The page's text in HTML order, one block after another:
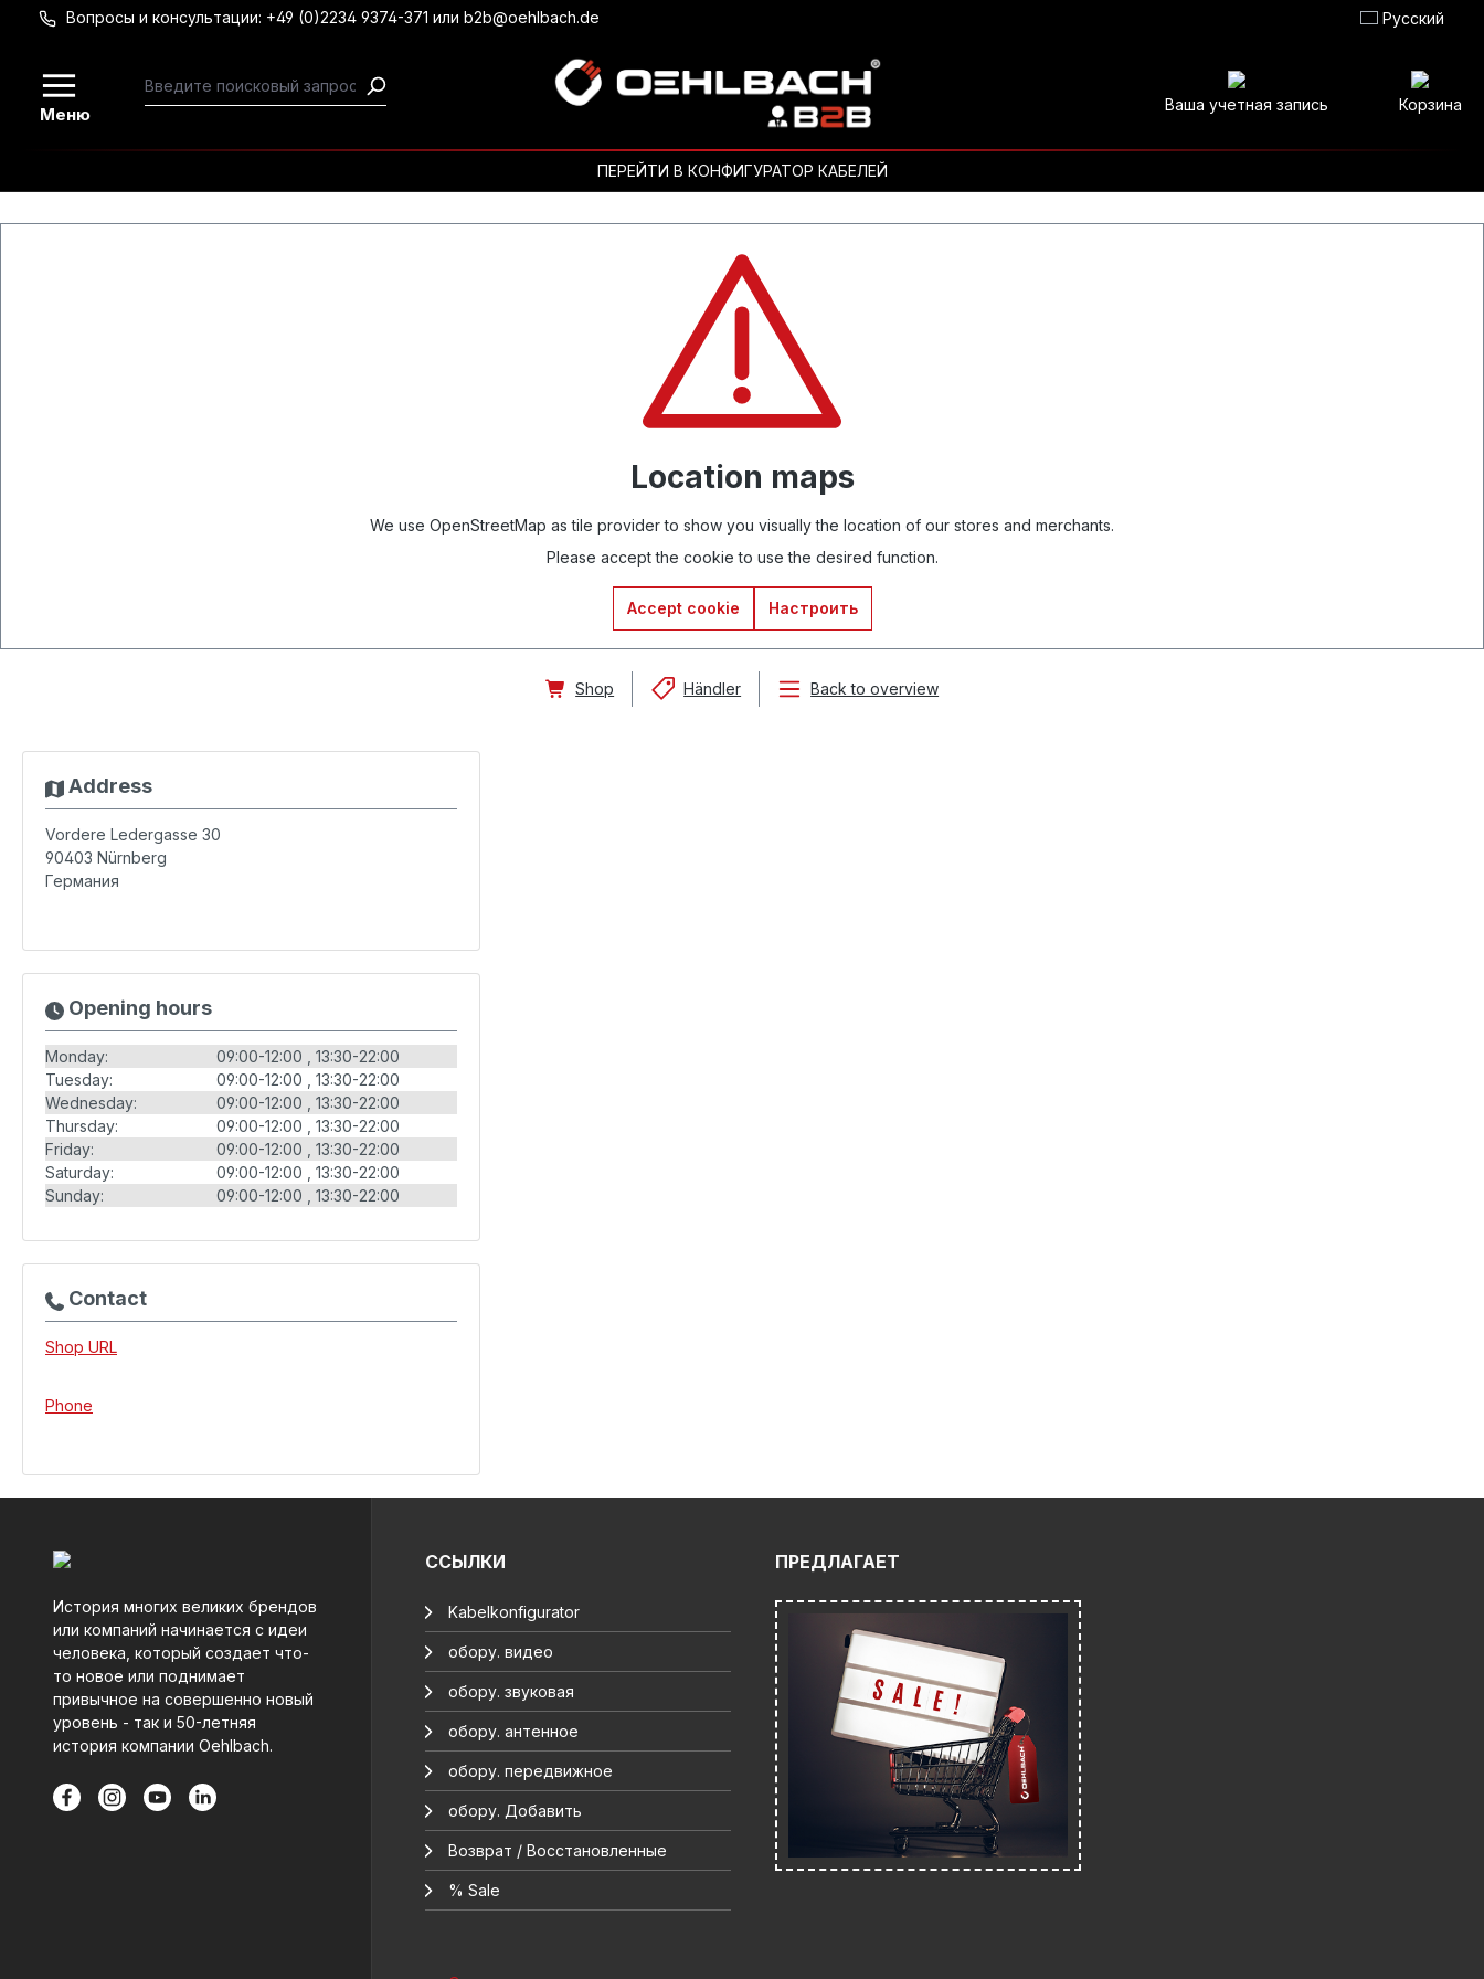
Перейти к основному содержанию
Вопросы и консультации: +49 (0)2234 9374-371 или b2b@oehlbach.de Русский
Меню Ваша учетная запись Корзина
ПЕРЕЙТИ В КОНФИГУРАТОР КАБЕЛЕЙ
Location maps
We use OpenStreetMap as tile provider to show you visually the location of our stores and merchants.
Please accept the cookie to use the desired function.
Accept cookie Настроить
Shop Händler Back to overview
Address
Vordere Ledergasse 30
90403 Nürnberg
Германия
Opening hours
Monday: 09:00-12:00
13:30-22:00
Tuesday:
09:00-12:00
13:30-22:00
Wednesday:
09:00-12:00
13:30-22:00
Thursday:
09:00-12:00
13:30-22:00
Friday:
09:00-12:00
13:30-22:00
Saturday:
09:00-12:00
13:30-22:00
Sunday:
09:00-12:00 13:30-22:00
Contact
Shop URL
Phone
История многих великих брендов
или компаний начинается с идеи
человека, который создает что-
то новое или поднимает
привычное на совершенно новый
уровень - так и 50-летняя
история компании Oehlbach.
ССЫЛКИ
Kabelkonfigurator
обору. видео
обору. звуковая
обору. антенное
обору. передвижное
обору. Добавить
Возврат / Восстановленные
% Sale
ПРЕДЛАГАЕТ